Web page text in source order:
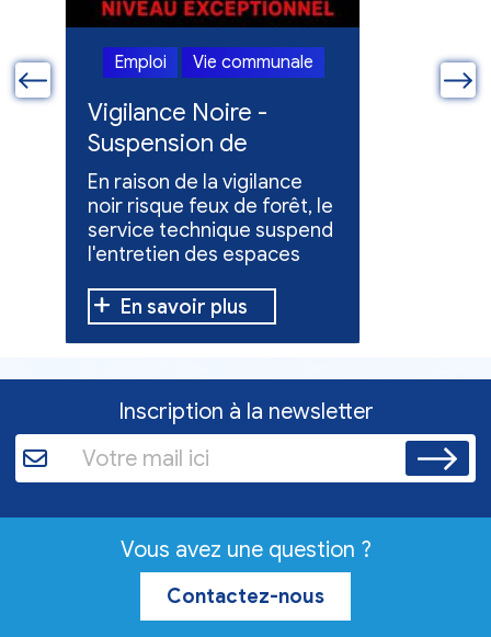
Emploi Vie communale
Vigilance Noire -
Suspension de
l'entretien des
espaces verts
En raison de la vigilance
noir risque feux de forêt, le
service technique suspend
l'entretien des espaces
En savoir plus
Emploi
Feux
Inscription à la newsletter
Vous avez une question ?
Contactez-nous